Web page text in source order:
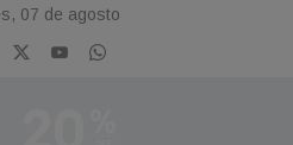
07 de agosto